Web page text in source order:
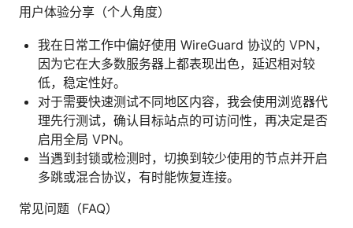
用户体验分享（个人角度）
我在日常工作中偏好使用 WireGuard 协议的 VPN，
因为它在大多数服务器上都表现出色，延迟相对较
低，稳定性好。
对于需要快速测试不同地区内容，我会使用浏览器代
理先行测试，确认目标站点的可访问性，再决定是否
启用全局 VPN。
当遇到封锁或检测时，切换到较少使用的节点并开启
多跳或混合协议，有时能恢复连接。
常见问题（FAQ）